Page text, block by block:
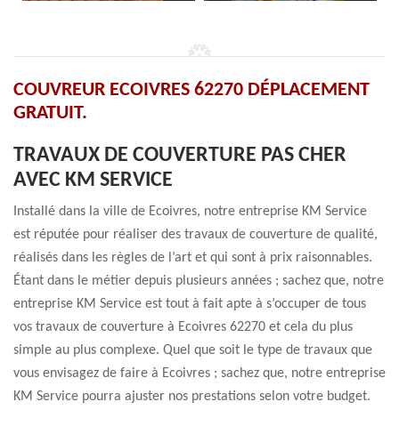
COUVREUR ECOIVRES 62270 DÉPLACEMENT
GRATUIT.
TRAVAUX DE COUVERTURE PAS CHER
AVEC KM SERVICE
Installé dans la ville de Ecoivres, notre entreprise KM Service
est réputée pour réaliser des travaux de couverture de qualité,
réalisés dans les règles de l’art et qui sont à prix raisonnables.
Étant dans le métier depuis plusieurs années ; sachez que, notre
entreprise KM Service est tout à fait apte à s’occuper de tous
vos travaux de couverture à Ecoivres 62270 et cela du plus
simple au plus complexe. Quel que soit le type de travaux que
vous envisagez de faire à Ecoivres ; sachez que, notre entreprise
KM Service pourra ajuster nos prestations selon votre budget.